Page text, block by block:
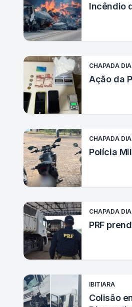
Incêndio
CHAPADA
Ação da
CHAPADA
Polícia
CHAPADA
PRF
IBITIARA
Colisão